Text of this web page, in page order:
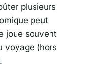
plusieurs
peut
joue souvent
voyage (hors